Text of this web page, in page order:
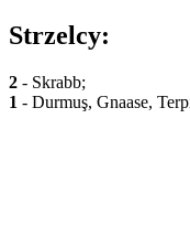
Strzelcy:
2 - Skrabb;
1 - Durmuş, Gnaase,